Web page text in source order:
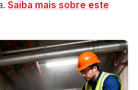
Saiba mais sobre este